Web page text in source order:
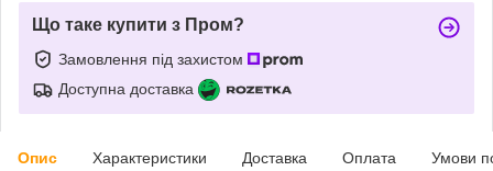
Що таке купити з Пром?
Замовлення під захистом
Доступна доставка
Опис Характеристики Доставка Оплата Умови